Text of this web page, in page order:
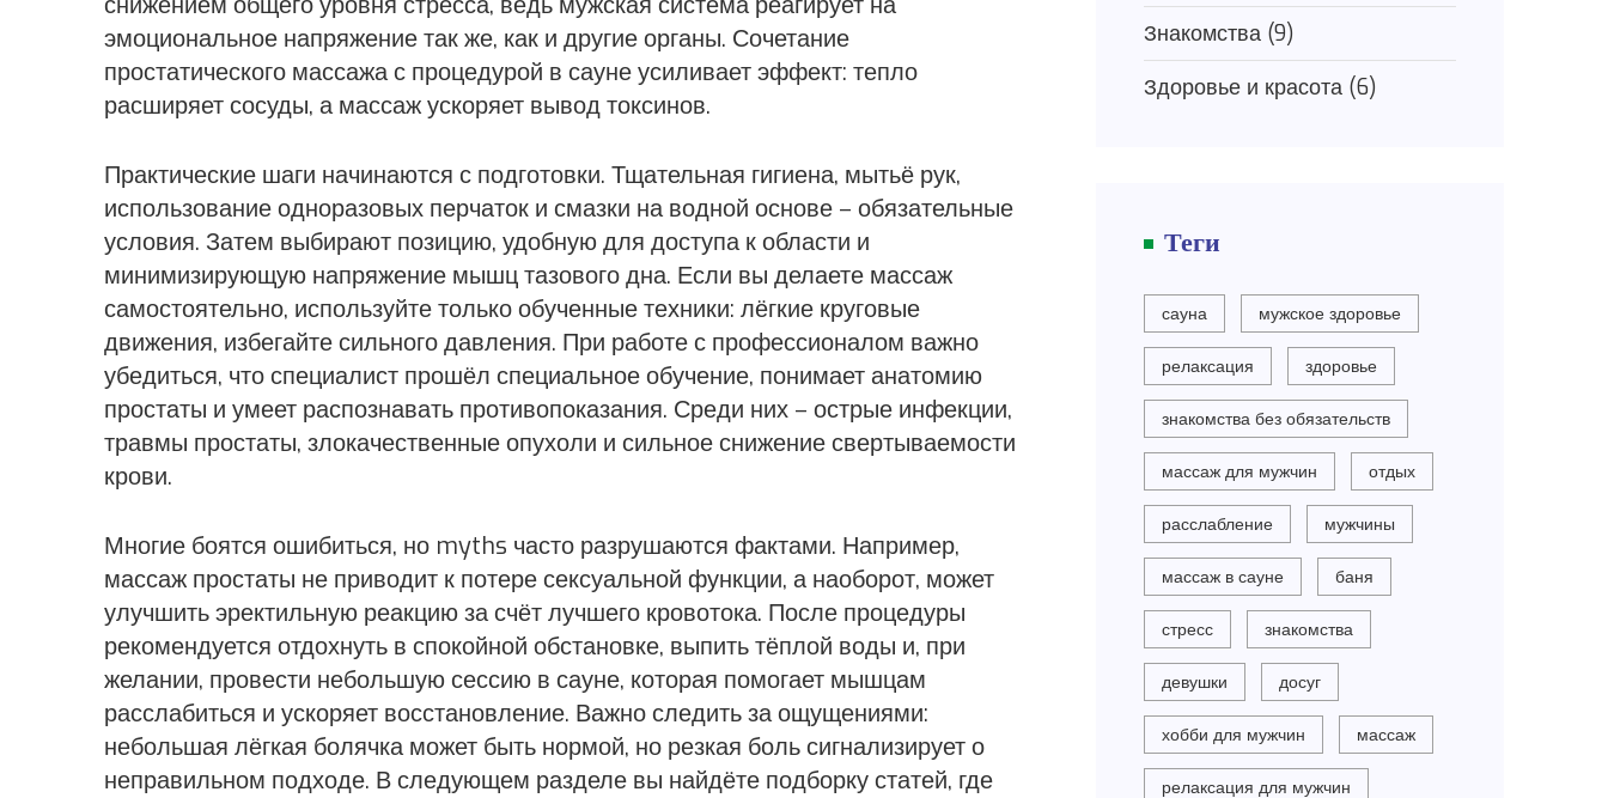
эмоциональное напряжение так же, как и другие органы. Сочетание
простатического массажа с процедурой в сауне усиливает эффект: тепло
расширяет сосуды, а массаж ускоряет вывод токсинов.
Практические шаги начинаются с подготовки. Тщательная гигиена, мытьё рук,
использование одноразовых перчаток и смазки на водной основе – обязательные
условия. Затем выбирают позицию, удобную для доступа к области и
минимизирующую напряжение мышц тазового дна. Если вы делаете массаж
самостоятельно, используйте только обученные техники: лёгкие круговые
движения, избегайте сильного давления. При работе с профессионалом важно
убедиться, что специалист прошёл специальное обучение, понимает анатомию
простаты и умеет распознавать противопоказания. Среди них – острые инфекции,
травмы простаты, злокачественные опухоли и сильное снижение свертываемости
крови.
Многие боятся ошибиться, но myths часто разрушаются фактами. Например,
массаж простаты не приводит к потере сексуальной функции, а наоборот, может
улучшить эректильную реакцию за счёт лучшего кровотока. После процедуры
рекомендуется отдохнуть в спокойной обстановке, выпить тёплой воды и, при
желании, провести небольшую сессию в сауне, которая помогает мышцам
расслабиться и ускоряет восстановление. Важно следить за ощущениями:
небольшая лёгкая болячка может быть нормой, но резкая боль сигнализирует о
неправильном подходе. В следующем разделе вы найдёте подборку статей, где
Знакомства (9)
Здоровье и красота (6)
Теги
сауна мужское здоровье
релаксация здоровье
знакомства без обязательств
массаж для мужчин отдых
расслабление мужчины
массаж в сауне баня
стресс знакомства
девушки досуг
хобби для мужчин массаж
релаксация для мужчин